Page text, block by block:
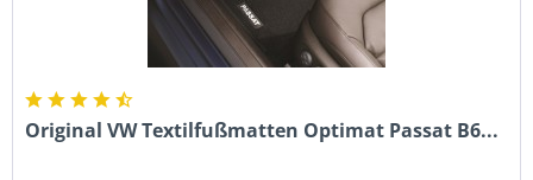
Original VW Textilfußmatten Optimat Passat B6...